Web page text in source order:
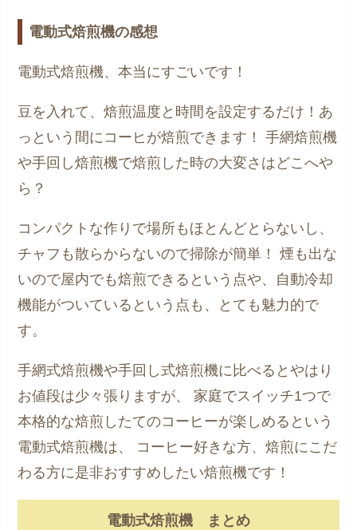
電動式焙煎機の感想
電動式焙煎機、本当にすごいです！
豆を入れて、焙煎温度と時間を設定するだけ！あ
っという間にコーヒが焙煎できます！
手網焙煎機
や手回し焙煎機で焙煎した時の大変さはどこへや
ら？
コンパクトな作りで場所もほとんどとらないし、
チャフも散らからないので掃除が簡単！
煙も出な
いので屋内でも焙煎できるという点や、自動冷却
機能がついているという点も、とても魅力的で
す。
手網式焙煎機や手回し式焙煎機に比べるとやはり
お値段は少々張りますが、
家庭でスイッチ1つで
本格的な焙煎したてのコーヒーが楽しめるという
電動式焙煎機は、
コーヒー好きな方、焙煎にこだ
わる方に是非おすすめしたい焙煎機です！
電動式焙煎機 まとめ